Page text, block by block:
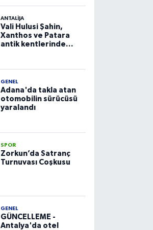
ANTALIJA
Vali Hulusi Şahin,
Xanthos ve Patara
antik kentlerinde
GENEL
Adana'da takla atan
otomobilin sürücüsü
yaralandı
SPOR
Zorkun’da Satranç
Turnuvası Coşkusu
GENEL
GÜNCELLEME -
Antalya'da otel